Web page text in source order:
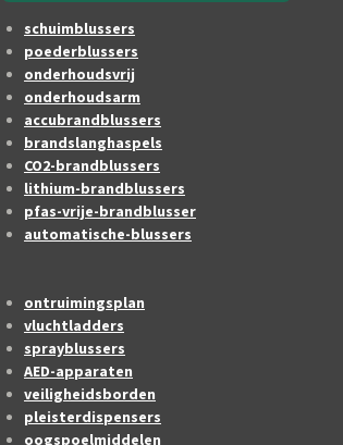
schuimblussers
poederblussers
onderhoudsvrij
onderhoudsarm
accubrandblussers
brandslanghaspels
CO2-brandblussers
lithium-brandblussers
pfas-vrije-brandblusser
automatische-blussers
ontruimingsplan
vluchtladders
sprayblussers
AED-apparaten
veiligheidsborden
pleisterdispensers
oogspoelmiddelen